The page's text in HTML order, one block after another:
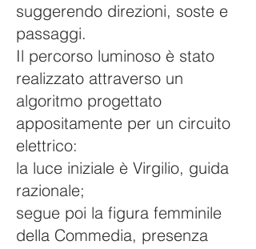
suggerendo direzioni, soste e
passaggi.
Il percorso luminoso è stato
realizzato attraverso un
algoritmo progettato
appositamente per un circuito
elettrico:
la luce iniziale è Virgilio, guida
razionale;
segue poi la figura femminile
della Commedia, presenza